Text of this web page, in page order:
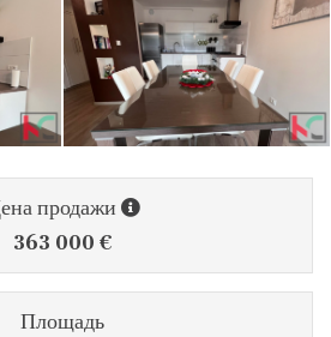
продажи
363 000 €
Площадь